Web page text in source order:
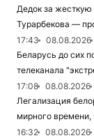
Дедок за
Турарбекова —
17:43
08.08.2026
Беларусь до сих
телеканала
17:08
08.08.2026
Легализация
мирного
16:32
08.08.2026